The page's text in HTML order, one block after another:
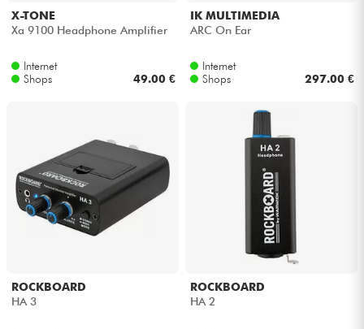
Drums
Blasinstrumente
X-TONE
Xa 9100 Headphone Amplifier
Internet
Shops
49.00 €
IK MULTIMEDIA
ARC On Ear
Internet
Shops
297.00 €
ROCKBOARD
HA 3
ROCKBOARD
HA 2